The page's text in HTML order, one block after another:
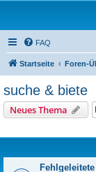
FAQ
Startseite Foren-
suche & biete
Neues Thema